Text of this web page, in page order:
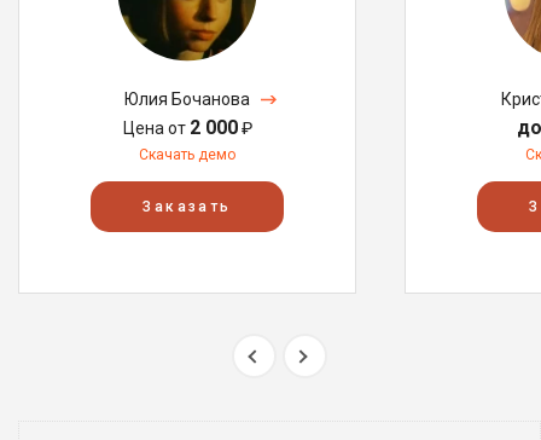
Юлия Бочанова
Цена от 2 000₽
Скачать демо
Заказать